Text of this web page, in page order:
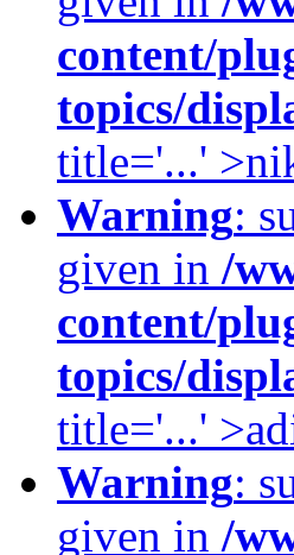
content/
topics/
title='...'
Warning:
given in /
content/
topics/
title='...'
Warning:
given in /